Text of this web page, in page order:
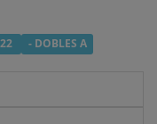
- DOBLES A